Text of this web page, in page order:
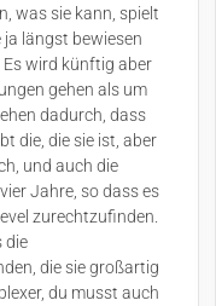
was sie kann, spielt
ja längst bewiesen
Es wird künftig aber
gehen als um
dadurch, dass
die, die sie ist, aber
und auch die
Jahre, so dass es
zurechtzufinden.
die
die sie großartig
du musst auch